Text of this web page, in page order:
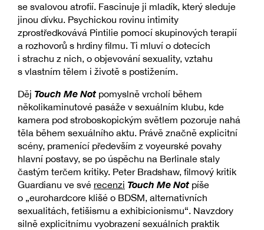
se svalovou atrofií. Fascinuje ji mladík, který sleduje
jinou dívku. Psychickou rovinu intimity
zprostředkovává Pintilie pomocí skupinových terapií
a rozhovorů s hrdiny filmu. Ti mluví o dotecích
i strachu z nich, o objevování sexuality, vztahu
s vlastním tělem i životě s postižením.
Děj Touch Me Not pomyslně vrcholí během
několikaminutové pasáže v sexuálním klubu, kde
kamera pod stroboskopickým světlem pozoruje nahá
těla během sexuálního aktu. Právě značně explicitní
scény, pramenící především z voyeurské povahy
hlavní postavy, se po úspěchu na Berlinale staly
častým terčem kritiky. Peter Bradshaw, filmový kritik
Guardianu ve své recenzi Touch Me Not píše
o „eurohardcore klišé o BDSM, alternativních
sexualitách, fetišismu a exhibicionismu“. Navzdory
silně explicitnímu vyobrazení sexuálních praktik